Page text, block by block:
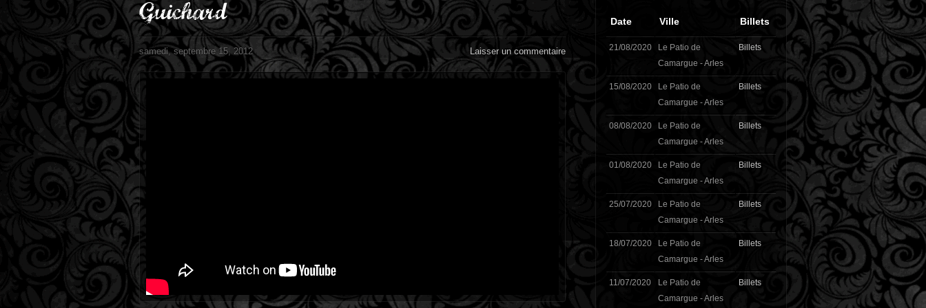
Guichard
samedi, septembre 15, 2012 Laisser un commentaire
Date Ville Billets
21/08/2020
Le Patio de
Camargue - Arles
Billets
15/08/2020
Le Patio de
Camargue - Arles
Billets
08/08/2020
Le Patio de
Camargue - Arles
Billets
01/08/2020
Le Patio de
Camargue - Arles
Billets
25/07/2020
Le Patio de
Camargue - Arles
Billets
18/07/2020
Le Patio de
Camargue - Arles
Billets
11/07/2020
Le Patio de
Camargue - Arles
Billets